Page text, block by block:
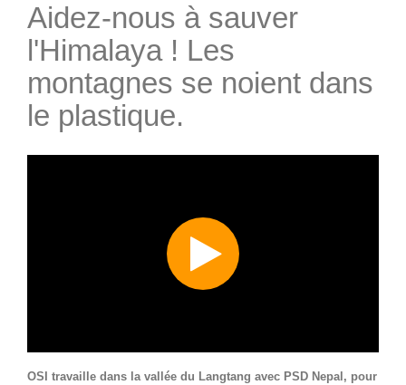
Aidez-nous à sauver
l'Himalaya ! Les
montagnes se noient dans
le plastique.
OSI travaille dans la vallée du Langtang avec PSD Nepal, pour